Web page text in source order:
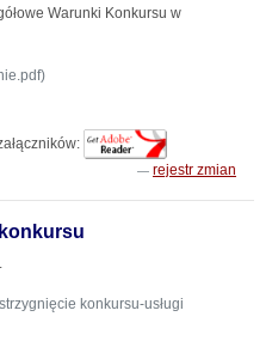
Warunki Konkursu w
rejestr zmian
konkursu-usługi